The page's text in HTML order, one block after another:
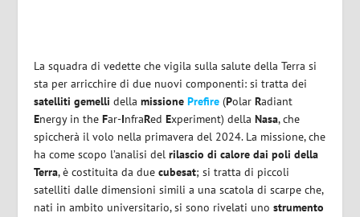
La squadra di vedette che vigila sulla salute della Terra si
sta per arricchire di due nuovi componenti: si tratta dei
satelliti gemelli dellamissionePrefire (PolarRadiant
Energy in theFar-InfraRedExperiment) dellaNasa, che
spiccherà il volo nella primavera del 2024. La missione, che
ha come scopo l’analisi delrilascio di calore dai poli della
Terra, è costituita da due cubesat; si tratta di piccoli
satelliti dalle dimensioni simili a una scatola di scarpe che,
nati in ambito universitario, si sono rivelati uno strumento